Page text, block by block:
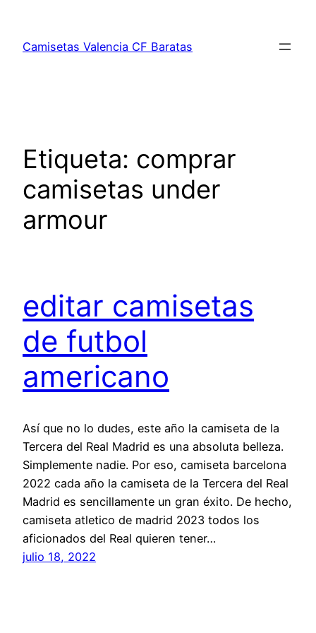
contenido
Camisetas Valencia CF Baratas
Etiqueta: comprar
camisetas under
armour
editar camisetas
de futbol
americano
Así que no lo dudes, este año la camiseta de la
Tercera del Real Madrid es una absoluta belleza.
Simplemente nadie. Por eso, camiseta barcelona
2022 cada año la camiseta de la Tercera del Real
Madrid es sencillamente un gran éxito. De hecho,
camiseta atletico de madrid 2023 todos los
aficionados del Real quieren tener…
julio 18, 2022